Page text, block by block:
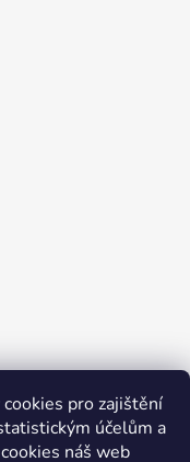
pro zajištění
účelům a
náš web